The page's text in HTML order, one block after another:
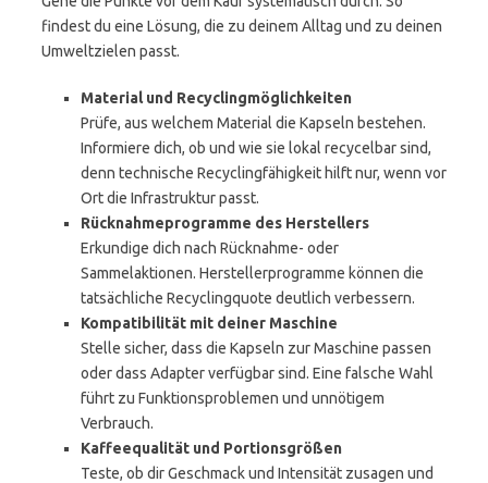
findest du eine Lösung, die zu deinem Alltag und zu deinen
Umweltzielen passt.
Material und Recyclingmöglichkeiten
Prüfe, aus welchem Material die Kapseln bestehen.
Informiere dich, ob und wie sie lokal recycelbar sind,
denn technische Recyclingfähigkeit hilft nur, wenn vor
Ort die Infrastruktur passt.
Rücknahmeprogramme des Herstellers
Erkundige dich nach Rücknahme- oder
Sammelaktionen. Herstellerprogramme können die
tatsächliche Recyclingquote deutlich verbessern.
Kompatibilität mit deiner Maschine
Stelle sicher, dass die Kapseln zur Maschine passen
oder dass Adapter verfügbar sind. Eine falsche Wahl
führt zu Funktionsproblemen und unnötigem
Verbrauch.
Kaffeequalität und Portionsgrößen
Teste, ob dir Geschmack und Intensität zusagen und